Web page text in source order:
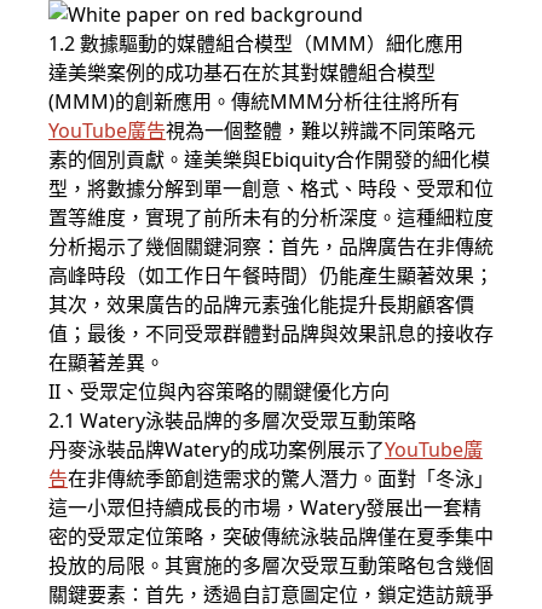
1.2 數據驅動的媒體組合模型（MMM）細化應用
達美樂案例的成功基石在於其對媒體組合模型
(MMM)的創新應用。傳統MMM分析往往將所有
YouTube廣告視為一個整體，難以辨識不同策略元
素的個別貢獻。達美樂與Ebiquity合作開發的細化模
型，將數據分解到單一創意、格式、時段、受眾和位
置等維度，實現了前所未有的分析深度。這種細粒度
分析揭示了幾個關鍵洞察：首先，品牌廣告在非傳統
高峰時段（如工作日午餐時間）仍能產生顯著效果；
其次，效果廣告的品牌元素強化能提升長期顧客價
值；最後，不同受眾群體對品牌與效果訊息的接收存
在顯著差異。
II、受眾定位與內容策略的關鍵優化方向
2.1 Watery泳裝品牌的多層次受眾互動策略
丹麥泳裝品牌Watery的成功案例展示了YouTube廣
告在非傳統季節創造需求的驚人潛力。面對「冬泳」
這一小眾但持續成長的市場，Watery發展出一套精
密的受眾定位策略，突破傳統泳裝品牌僅在夏季集中
投放的局限。其實施的多層次受眾互動策略包含幾個
關鍵要素：首先，透過自訂意圖定位，鎖定造訪競爭